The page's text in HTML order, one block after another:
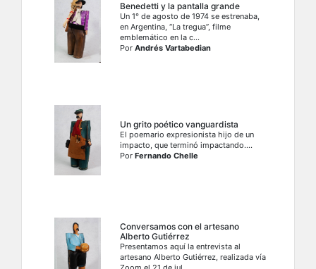
Benedetti y la pantalla grande
Un 1° de agosto de 1974 se estrenaba,
en Argentina, “La tregua”, filme
emblemático en la c...
PorAndrés Vartabedian
Un grito poético vanguardista
El poemario expresionista hijo de un
impacto, que terminó impactando....
PorFernando Chelle
Conversamos con el artesano
Alberto Gutiérrez
Presentamos aquí la entrevista al
artesano Alberto Gutiérrez, realizada vía